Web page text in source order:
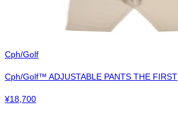
Cph/Golf
Cph/Golf™︎ ADJUSTABLE PANTS THE FIRST
¥18,700